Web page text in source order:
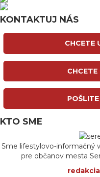
KONTAKTUJ NÁS
CHCETE
CHCETE
KTO SME
Sme lifestylovo-informačný
pre občanov mesta